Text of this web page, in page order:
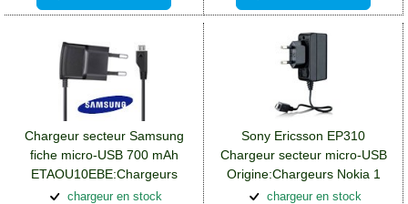
Chargeur secteur Samsung
fiche micro-USB 700 mAh
ETAOU10EBE:Chargeurs
Nokia 1
chargeur en stock
Sony Ericsson EP310
Chargeur secteur micro-USB
Origine:Chargeurs Nokia 1
chargeur en stock